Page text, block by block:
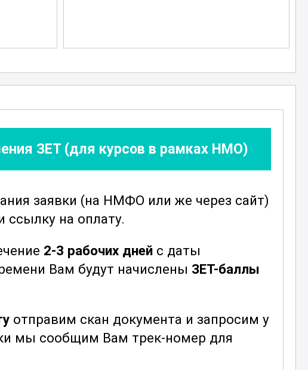
и
ЗЕТ (для курсов в рамках НМО)
заявки (на НМФО или же через сайт)
на оплату.
2-3 рабочих дней с даты
Вам будут начислены ЗЕТ-баллы
отправим скан документа и запросим у
мы сообщим Вам трек-номер для